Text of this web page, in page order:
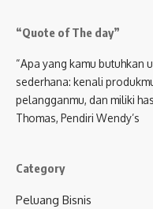
“Quote of The day”
“Apa yang kamu butuhkan
sederhana: kenali
pelangganmu, dan miliki
Thomas, Pendiri Wendy’s
Category
Peluang Bisnis